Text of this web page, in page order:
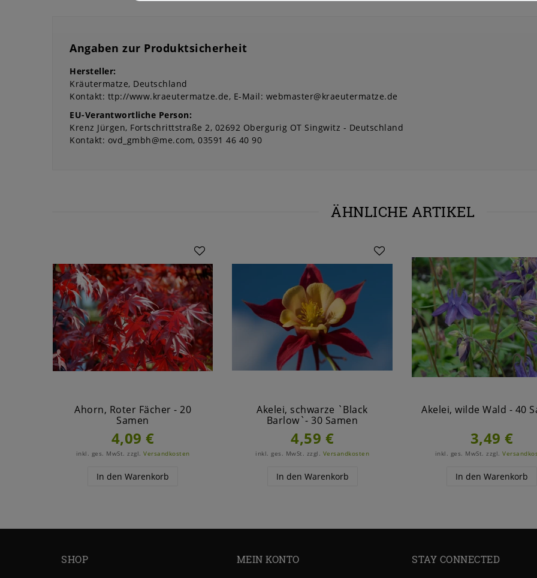
Angaben zur Produktsicherheit
Hersteller:
Kräutermatze Deutschland
Kontakt: ttp://www.kraeutermatze.de E-Mail: webmaster@kraeutermatze.de
EU-Verantwortliche Person:
Krenz Jürgen Fortschrittstraße 2 02692 Obergurig OT Singwitz
Deutschland
Kontakt: ovd_gmbh@me.com 03591 46 40 90
ÄHNLICHE ARTIKEL
Ahorn, Roter Fächer - 20
Samen
4,09 €
inkl. ges. MwSt. zzgl.Versandkosten
In den Warenkorb
Akelei, schwarze `Black
Barlow`- 30 Samen
4,59 €
inkl. ges. MwSt. zzgl. Versandkosten
In den Warenkorb
Akelei, wilde Wald - 40
3,49 €
inkl. ges. MwSt. zzgl.
In den Warenkorb
SHOP MEIN KONTO STAY CONNECTED